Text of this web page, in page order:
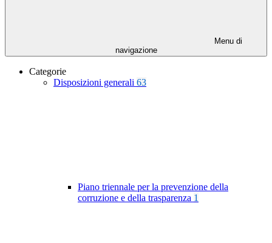
Menu di
navigazione
Categorie
Disposizioni generali 63
Piano triennale per la prevenzione della
corruzione e della trasparenza 1